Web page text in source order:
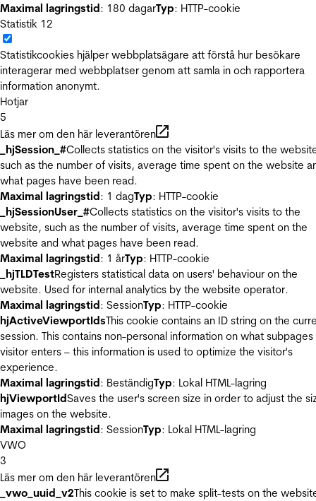
Maximal lagringstid: 180 dagarTyp: HTTP-cookie
Statistik 12
Statistikcookies hjälper webbplatsägare att förstå hur besökare
interagerar med webbplatser genom att samla in och rapportera
information anonymt.
Hotjar
5
Läs mer om den här leverantören
_hjSession_#Collects statistics on the visitor's visits to the
such as the number of visits, average time spent on the website
what pages have been read.
Maximal lagringstid: 1 dagTyp: HTTP-cookie
_hjSessionUser_#Collects statistics on the visitor's visits to the
website, such as the number of visits, average time spent on the
website and what pages have been read.
Maximal lagringstid: 1 årTyp: HTTP-cookie
_hjTLDTestRegisters statistical data on users' behaviour on the
website. Used for internal analytics by the website operator.
Maximal lagringstid: SessionTyp: HTTP-cookie
hjActiveViewportIdsThis cookie contains an ID string on the
session. This contains non-personal information on what
visitor enters – this information is used to optimize the visitor's
experience.
Maximal lagringstid: BeständigTyp: Lokal HTML-lagring
hjViewportIdSaves the user's screen size in order to adjust the
images on the website.
Maximal lagringstid: SessionTyp: Lokal HTML-lagring
VWO
3
Läs mer om den här leverantören
_vwo_uuid_v2This cookie is set to make split-tests on the